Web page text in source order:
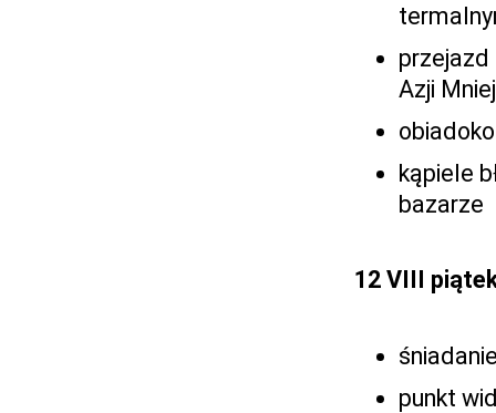
przejazd
Azji
kąpiele
bazarze
12 VIII
punkt